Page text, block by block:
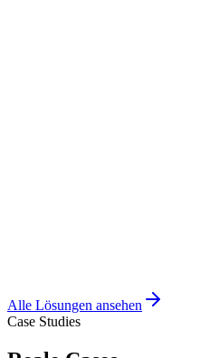
Alle Lösungen ansehen
Case Studies